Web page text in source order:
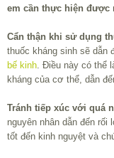
em cần thực hiện được
Cẩn thận khi sử dụng
thuốc kháng sinh sẽ dẫn
bế kinh . Điều này có
kháng của cơ thể, dẫn
Tránh tiếp xúc với quá
nguyên nhân dẫn đến
tốt đến kinh nguyệt và